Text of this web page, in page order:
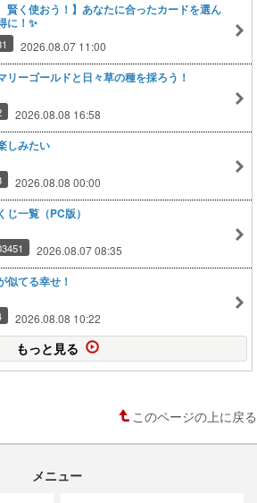
賢く使おう！】あなたに合ったカードを選ん
に！✨
2026.08.07 11:00
リーゴールドと日々草の種を採ろう！
2026.08.08 16:58
しみたい
2026.08.08 00:00
じ一覧（PC版）
2026.08.07 08:35
似てる幸せ！
2026.08.08 10:22
もっと見る
このページの上に戻る
メニュー